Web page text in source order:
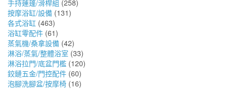
手持蓮蓬/滑桿組 (258)
按摩浴缸/設備 (131)
各式浴缸 (463)
浴缸零配件 (61)
蒸氣機/桑拿設備 (42)
淋浴/蒸氣/整體浴室 (33)
淋浴拉門/底盆門檻 (120)
鉸鏈五金/門控配件 (60)
泡腳洗腳盆/按摩椅 (16)